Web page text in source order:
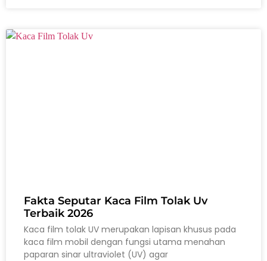
Fakta Seputar Kaca Film Tolak Uv
Terbaik 2026
Kaca film tolak UV merupakan lapisan khusus pada
kaca film mobil dengan fungsi utama menahan
paparan sinar ultraviolet (UV) agar